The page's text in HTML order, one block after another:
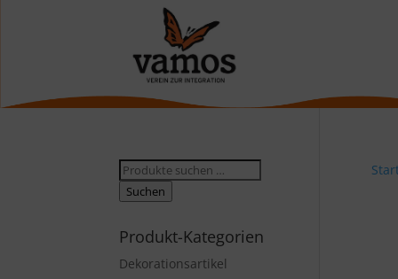
Suche
nach:
Suchen
Produkt-Kategorien
Dekorationsartikel